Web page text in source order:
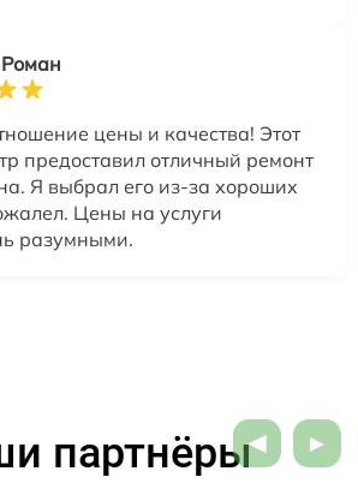
цены и качества! Этот
предоставил отличный ремонт
Я выбрал его из-за хороших
Цены на услуги
разумными.
партнёры